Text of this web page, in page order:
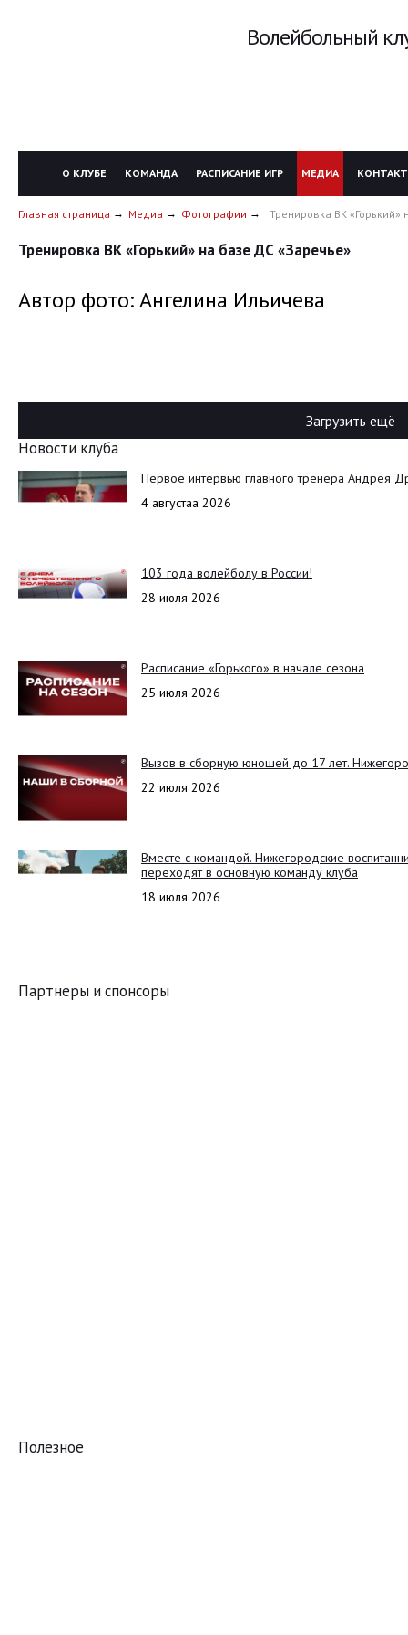
Волейбольный
О КЛУБЕ КОМАНДА РАСПИСАНИЕ ИГР МЕДИА
Главная страница Медиа Фотографии Тренировка ВК «Горький»
Тренировка ВК «Горький» на базе ДС «Заречье»
Автор фото: Ангелина Ильичева
Загрузить ещё
Новости клуба
Первое интервью главного тренера Андрея
4 августаа 2026
103 года волейболу в России!
28 июля 2026
Расписание «Горького» в начале сезона
25 июля 2026
Вызов в сборную юношей до 17 лет.
22 июля 2026
Вместе с командой. Нижегородские
переходят в основную команду клуба
18 июля 2026
Партнеры и спонсоры
Полезное